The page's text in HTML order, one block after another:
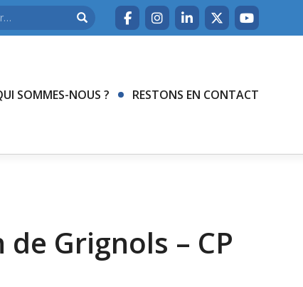
SOMMES-NOUS ? RESTONS EN CONTACT
Grignols – CP